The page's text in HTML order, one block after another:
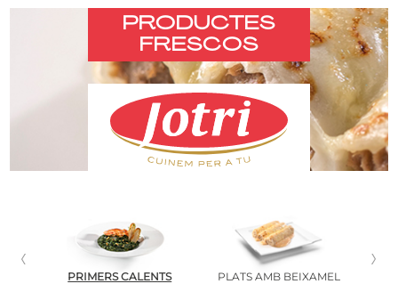
PRODUCTES
FRESCOS
PRIMERS CALENTS PLATS AMB BEIXAMEL